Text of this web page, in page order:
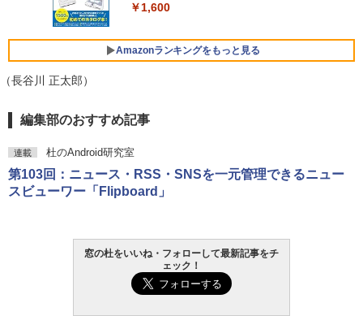
ersonal/Copilotキー搭載/Win 11/15.6型/
Core i5/16GB/SSD 512GB/ホワイト) FM
￥1,600
Amazonランキングをもっと見る
Amazon Kindle Paperwhite (16GB) 7イ
ク
￥22,980
ない、大きな画面で読みやすい、6週間持
続バッテリー、6インチディスプレイ電子
書籍リーダー、ブラック、16GB、広告な
し
（長谷川 正太郎）
編集部のおすすめ記事
連載 杜のAndroid研究室
第103回：ニュース・RSS・SNSを一元管理できるニュー
スビューワー「Flipboard」
窓の杜をいいね・フォローして最新記事をチ
ェック！